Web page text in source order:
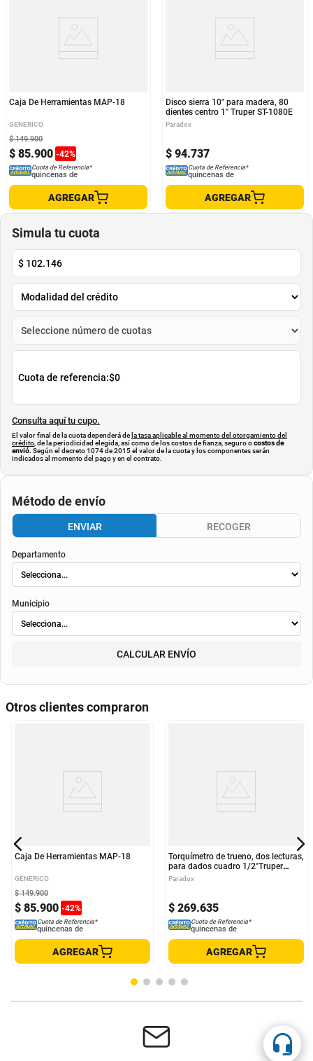
Caja De Herramientas MAP-18
GENERICO
$ 85.900 -42%
$ 149.900
Cuota de Referencia*
quincenas de
AGREGAR
Disco sierra 10" para madera, 80
dientes centro 1" Truper ST-1080E
Paradox
$ 94.737
Cuota de Referencia*
quincenas de
AGREGAR
Simula tu cuota
$ 102.146
Cuota de referencia:$0
Consulta aquí tu cupo.
El valor final de la cuota dependerá de la tasa aplicable al momento del otorgamiento del
crédito , de la periodicidad elegida, así como de los costos de fianza, seguro ocostos de
envió. Según el decreto 1074 de 2015 el valor de la cuota y los componentes serán
indicados al momento del pago y en el contrato.
Método de envío
ENVIAR RECOGER
Departamento
Municipio
CALCULAR ENVÍO
Otros clientes compraron
Caja De Herramientas MAP-18
GENERICO
$ 85.900 -42%
$ 149.900
Cuota de Referencia*
quincenas de
AGREGAR
Torquímetro de trueno, dos lecturas,
para dados cuadro 1/2"Truper
TORQ-1/2
Paradox
$ 269.635
Cuota de Referencia*
quincenas de
AGREGAR